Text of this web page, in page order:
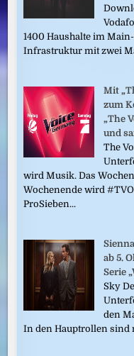
1400 Haushalte im
Infrastruktur mit zwei
Mit
zum
„The
und
The
wird Musik. Das
Wochenende wird
ProSieben...
ab 5.
Serie
Sky
den
In den Hauptrollen sind